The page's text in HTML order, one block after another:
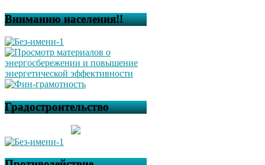
Вниманию населения!!
Градостроительство